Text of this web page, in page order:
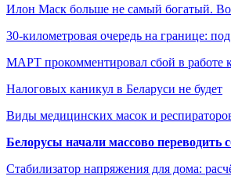
Илон Маск больше не самый богатый.
30-километровая очередь на границе:
МАРТ прокомментировал сбой в работе
Налоговых каникул в Беларуси не будет
Виды медицинских масок и
Белорусы начали массово переводить
Стабилизатор напряжения для дома: